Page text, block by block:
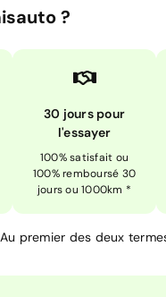
?
30 jours pour
l'essayer
100% satisfait ou
100% remboursé 30
jours ou 1000km *
Au premier des deux